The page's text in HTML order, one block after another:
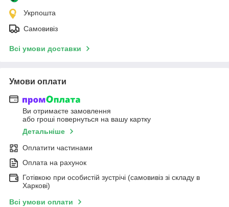
Укрпошта
Самовивіз
Всі умови доставки
Умови оплати
Ви отримаєте замовлення
або гроші повернуться на вашу картку
Детальніше
Оплатити частинами
Оплата на рахунок
Готівкою при особистій зустрічі (самовивіз зі складу в
Харкові)
Всі умови оплати